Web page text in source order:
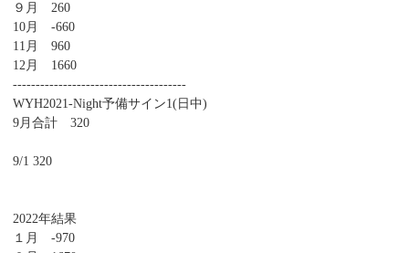
９月 260
10月 -660
11月 960
12月 1660
--------------------------------------
WYH2021-Night予備サイン1(日中)
9月合計 320
9/1 320
2022年結果
１月 -970